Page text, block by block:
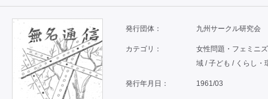
発行団体： 九州サークル研究会
カテゴリ：
女性問題・フェミニ
域 / 子ども / くらし・
発行年月日： 1961/03